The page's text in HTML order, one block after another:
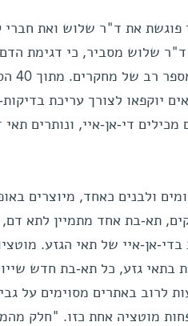
פוגשת את ד"ר שלוש ואת
ד"ר שלוש מסביר, כי דגימת
יוקפאו לצורך עריכת
ולבנים כאחד, מיוצרים
תא-בת אחד מתמיין לתא
בדי-אן-איי של תאי הגזע.
בתאי גזע, כל תא-בת חדש
מוטציה אחת כזו. "חלק